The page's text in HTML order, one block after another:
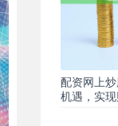
配资网上
机遇，实